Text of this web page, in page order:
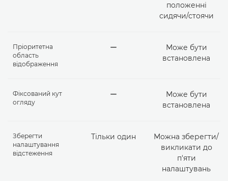
положенні
сидячи/стоячи
Пріоритетна
область
відображення
ー
Може бути
встановлена
Фіксований кут
огляду
ー
Може бути
встановлена
Зберегти
налаштування
відстеження
Тільки один
Можна зберегти/
викликати до
п'яти
налаштувань